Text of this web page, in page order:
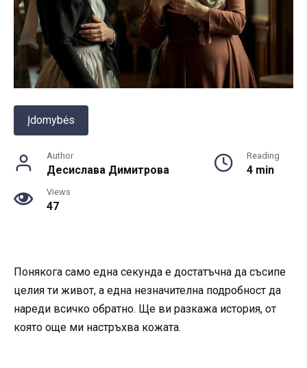
Įdomybės
Author
Десислава Димитрова
Reading
4 min
Views
47
Понякога само една секунда е достатъчна да съсипе
целия ти живот, а една незначителна подробност да
нареди всичко обратно. Ще ви разкажа история, от
която още ми настръхва кожата.